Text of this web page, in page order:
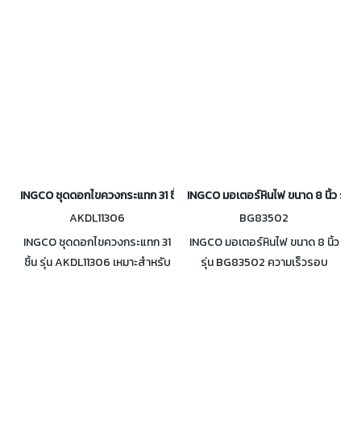
INGCO ชุดดอกไขควงกระแทก 31 ชิ้น รุ่น AKDL11306
AKDL11306
INGCO ชุดดอกไขควงกระแทก 31
ชิ้น รุ่น AKDL11306 เหมาะสำหรับ
INGCO มอเตอร์หินไฟ ขนาด 8 นิ้ว รุ่น
BG83502
INGCO มอเตอร์หินไฟ ขนาด 8 นิ้ว
รุ่น BG83502 ความเร็วรอบ